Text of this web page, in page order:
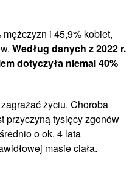
i 45,9% kobiet,
Według danych z 2022 r.
dotyczyła niemal 40%
życiu. Choroba
przyczyną tysięcy zgonów
o ok. 4 lata
masie ciała.